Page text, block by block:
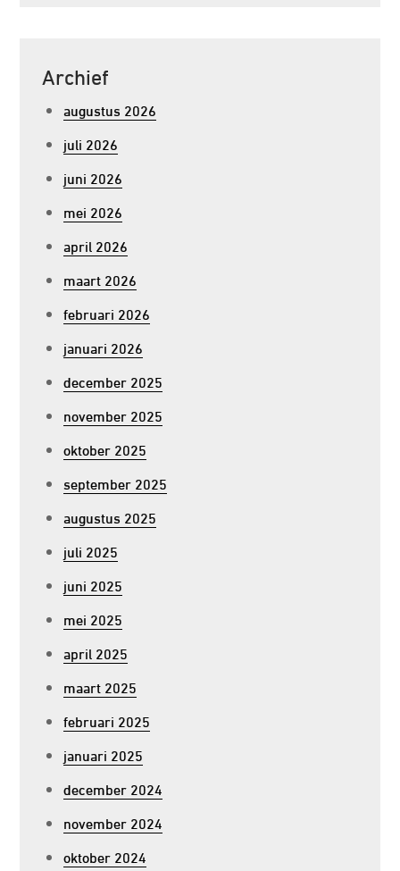
Archief
augustus 2026
juli 2026
juni 2026
mei 2026
april 2026
maart 2026
februari 2026
januari 2026
december 2025
november 2025
oktober 2025
september 2025
augustus 2025
juli 2025
juni 2025
mei 2025
april 2025
maart 2025
februari 2025
januari 2025
december 2024
november 2024
oktober 2024